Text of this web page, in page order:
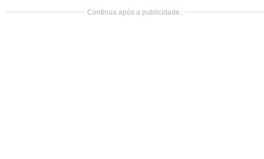
Continua após a publicidade..